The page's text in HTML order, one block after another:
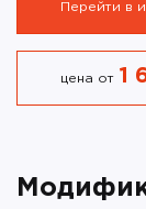
Перейти в
цена от 1